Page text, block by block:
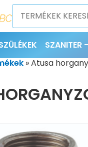
SZANITER
»Atusa